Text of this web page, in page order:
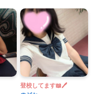
登校してます📖🖊